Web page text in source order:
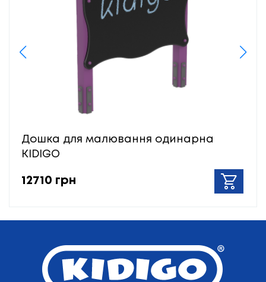
Дошка для малювання одинарна
KIDIGO
12710 грн